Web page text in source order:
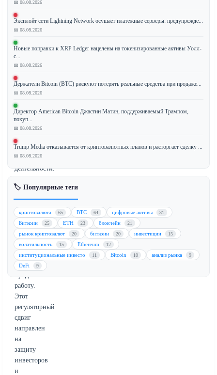
Европа
ужесточает
регулирование
офшорных
операций,
вводя
более
строгие
правила
для
ограничения
нерегулируемой
деятельности.
остается
критическая
лазейка,
позволяющая
самым
рискованным
криптовалютным
проектам
работу.
Этот
регуляторный
сдвиг
направлен
на
защиту
инвесторов
и
📅 08.08.2026
Эксплойт сети Lightning Network осушает платежные серверы: предупрежде...
📅 08.08.2026
Новые поправки к XRP Ledger нацелены на токенизированные активы Уолл-
с...
📅 08.08.2026
Держатели Bitcoin (BTC) рискуют потерять реальные средства при продаже...
📅 08.08.2026
Директор American Bitcoin Джастин Матин, поддерживаемый Трампом,
покуп...
📅 08.08.2026
Trump Media отказывается от криптовалютных планов и расторгает сделку ...
📅 08.08.2026
🏷️ Популярные теги
криптовалюта 65 BTC 64 цифровые активы 31
Биткоин 25 ETH 23 блокчейн 21
рынок криптовалют 20 биткоин 20 инвестиции 15
волатильность 15 Ethereum 12
институциональные инвесто 11 Bitcoin 10 анализ рынка 9
DeFi 9